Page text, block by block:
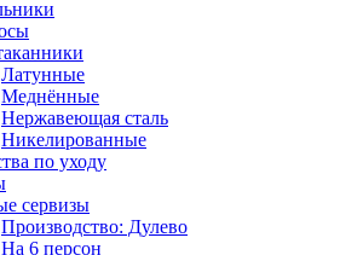
Латунные
Меднённые
Нержавеющая сталь
Никелированные
по уходу
сервизы
Производство: Дулево
На 6 персон